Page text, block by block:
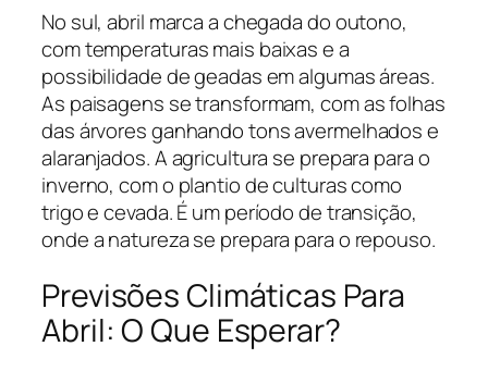
No sul, abril marca a chegada do outono,
com temperaturas mais baixas e a
possibilidade de geadas em algumas áreas.
As paisagens se transformam, com as folhas
das árvores ganhando tons avermelhados e
alaranjados. A agricultura se prepara para o
inverno, com o plantio de culturas como
trigo e cevada. É um período de transição,
onde a natureza se prepara para o repouso.
Previsões Climáticas Para
Abril: O Que Esperar?